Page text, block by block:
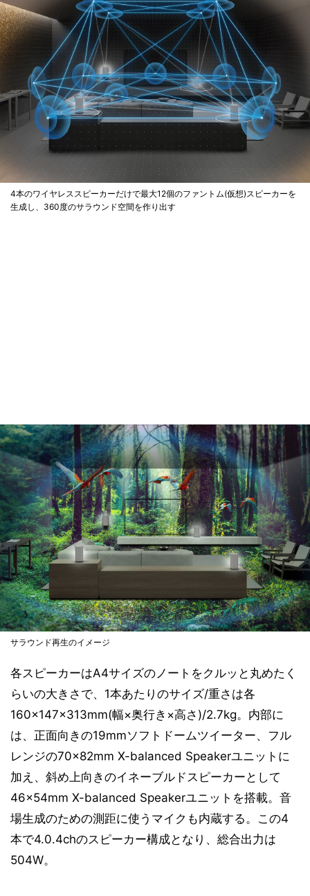
4本のワイヤレススピーカーだけで最大12個のファントム(仮想)スピーカーを
生成し、360度のサラウンド空間を作り出す
サラウンド再生のイメージ
各スピーカーはA4サイズのノートをクルッと丸めたく
らいの大きさで、1本あたりのサイズ/重さは各
160×147×313mm(幅×奥行き×高さ)/2.7kg。内部に
は、正面向きの19mmソフトドームツイーター、フル
レンジの70×82mm X-balanced Speakerユニットに
加え、斜め上向きのイネーブルドスピーカーとして
46×54mm X-balanced Speakerユニットを搭載。音
場生成のための測距に使うマイクも内蔵する。この4
本で4.0.4chのスピーカー構成となり、総合出力は
504W。